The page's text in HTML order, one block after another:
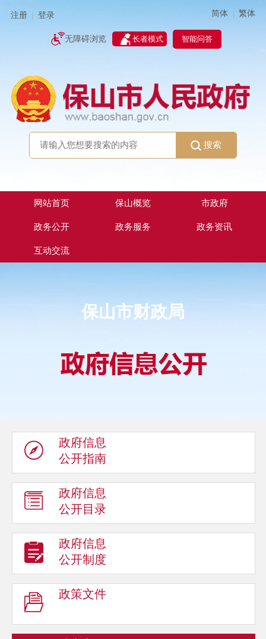
注册 登录 简体 | 繁体
无障碍浏览 长者模式 智能问答
搜索
网站首页 保山概览 市政府
政务公开 政务服务 政务资讯
互动交流
保山市财政局
政府信息
公开指南
政府信息
公开目录
政府信息
公开制度
政策文件